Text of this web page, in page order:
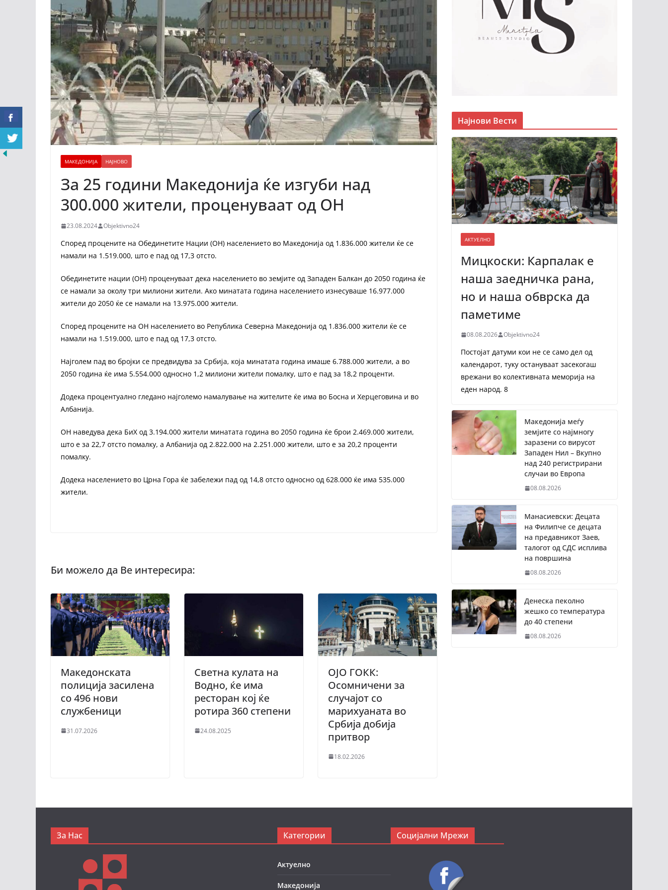
МАКЕДОНИЈА НАЈНОВО
За 25 години Македонија ќе изгуби над
300.000 жители, проценуваат од ОН
23.08.2024 Objektivno24
Според процените на Обединетите Нации (ОН) населението во Македонија од 1.836.000 жители ќе се
намали на 1.519.000, што е пад од 17,3 отсто.
Обединетите нации (ОН) проценуваат дека населението во земјите од Западен Балкан до 2050 година ќе
се намали за околу три милиони жители. Ако минатата година населението изнесуваше 16.977.000
жители до 2050 ќе се намали на 13.975.000 жители.
Според процените на ОН населението во Република Северна Македонија од 1.836.000 жители ќе се
намали на 1.519.000, што е пад од 17,3 отсто.
Најголем пад во бројки се предвидува за Србија, која минатата година имаше 6.788.000 жители, а во
2050 година ќе има 5.554.000 односно 1,2 милиони жители помалку, што е пад за 18,2 проценти.
Додека процентуално гледано најголемо намалување на жителите ќе има во Босна и Херцеговина и во
Албанија.
ОН наведува дека БиХ од 3.194.000 жители минатата година во 2050 година ќе брои 2.469.000 жители,
што е за 22,7 отсто помалку, а Албанија од 2.822.000 на 2.251.000 жители, што е за 20,2 проценти
помалку.
Додека населението во Црна Гора ќе забележи пад од 14,8 отсто односно од 628.000 ќе има 535.000
жители.
Македонската
полиција засилена
со 496 нови
службеници
31.07.2026
Светна кулата на
Водно, ќе има
ресторан кој ќе
ротира 360 степени
24.08.2025
ОЈО ГОКК:
Осомничени за
случајот со
марихуаната во
Србија добија
притвор
18.02.2026
Најнови Вести
АКТУЕЛНО
Мицкоски: Карпалак е
наша заедничка рана,
но и наша обврска да
паметиме
08.08.2026 Objektivno24
Постојат датуми кои не се само дел од
календарот, туку остануваат засекогаш
врежани во колективната меморија на
еден народ. 8
Македонија меѓу
земјите со најмногу
заразени со вирусот
Западен Нил – Вкупно
над 240 регистрирани
случаи во Европа
08.08.2026
Манасиевски: Децата
на Филипче се децата
на предавникот Заев,
талогот од СДС исплива
на површина
08.08.2026
Денеска пеколно
жешко со температура
до 40 степени
08.08.2026
За Нас Категории
Актуелно
Македонија
Социјални Мрежи